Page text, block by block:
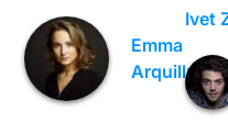
Emma
Arquillué
Ivet